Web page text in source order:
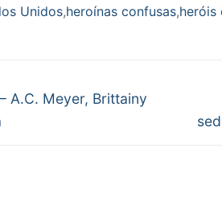
Unidos,heroínas confusas,heróis
A.C. Meyer, Brittainy